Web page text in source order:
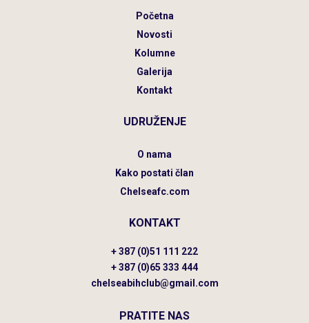
Početna
Novosti
Kolumne
Galerija
Kontakt
UDRUŽENJE
O nama
Kako postati član
Chelseafc.com
KONTAKT
+ 387 (0)51 111 222
+ 387 (0)65 333 444
chelseabihclub@gmail.com
PRATITE NAS